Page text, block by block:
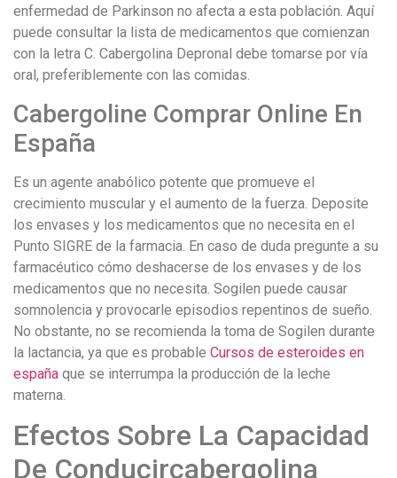
enfermedad de Parkinson no afecta a esta población. Aquí
puede consultar la lista de medicamentos que comienzan
con la letra C. Cabergolina Depronal debe tomarse por vía
oral, preferiblemente con las comidas.
Cabergoline Comprar Online En
España
Es un agente anabólico potente que promueve el
crecimiento muscular y el aumento de la fuerza. Deposite
los envases y los medicamentos que no necesita en el
Punto SIGRE de la farmacia. En caso de duda pregunte a su
farmacéutico cómo deshacerse de los envases y de los
medicamentos que no necesita. Sogilen puede causar
somnolencia y provocarle episodios repentinos de sueño.
No obstante, no se recomienda la toma de Sogilen durante
la lactancia, ya que es probable Cursos de esteroides en
españa que se interrumpa la producción de la leche
materna.
Efectos Sobre La Capacidad
De Conducircabergolina